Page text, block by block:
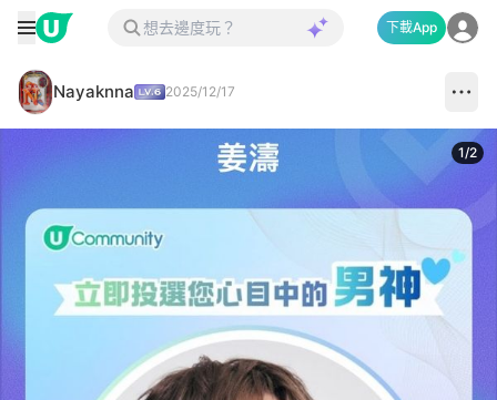
下載App
Nayaknna 2025/12/17
1/2